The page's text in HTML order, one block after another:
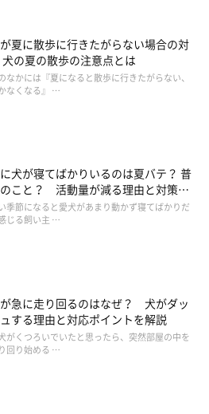
がらという点が大切であることがわ
ながらゴミ拾い
夏に散歩に行きたがらない場合の対
犬の夏の散歩の注意点とは
なかには『夏になると散歩に行きたがらない、
なくなる』 …
犬が寝てばかりいるのは夏バテ？ 普
こと？ 活動量が減る理由と対策と
季節になると愛犬があまり動かず寝てばかりだ
じる飼い主 …
急に走り回るのはなぜ？ 犬がダッ
する理由と対応ポイントを解説
がくつろいでいたと思ったら、突然部屋の中を
回り始める …